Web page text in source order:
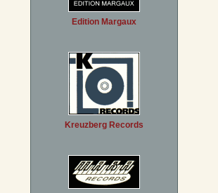
Edition Margaux
Kreuzberg Records